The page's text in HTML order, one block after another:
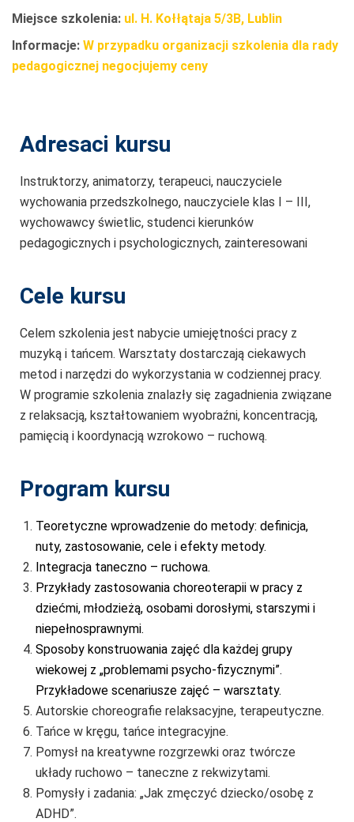
Miejsce szkolenia: ul. H. Kołłątaja 5/3B, Lublin
Informacje: W przypadku organizacji szkolenia dla rady
pedagogicznej negocjujemy ceny
Adresaci kursu
Instruktorzy, animatorzy, terapeuci, nauczyciele
wychowania przedszkolnego, nauczyciele klas I – III,
wychowawcy świetlic, studenci kierunków
pedagogicznych i psychologicznych, zainteresowani
Cele kursu
Celem szkolenia jest nabycie umiejętności pracy z
muzyką i tańcem. Warsztaty dostarczają ciekawych
metod i narzędzi do wykorzystania w codziennej pracy.
W programie szkolenia znalazły się zagadnienia związane
z relaksacją, kształtowaniem wyobraźni, koncentracją,
pamięcią i koordynacją wzrokowo – ruchową.
Program kursu
Teoretyczne wprowadzenie do metody: definicja,
nuty, zastosowanie, cele i efekty metody.
Integracja taneczno – ruchowa.
Przykłady zastosowania choreoterapii w pracy z
dziećmi, młodzieżą, osobami dorosłymi, starszymi i
niepełnosprawnymi.
Sposoby konstruowania zajęć dla każdej grupy
wiekowej z „problemami psycho-fizycznymi”.
Przykładowe scenariusze zajęć – warsztaty.
Autorskie choreografie relaksacyjne, terapeutyczne.
Tańce w kręgu, tańce integracyjne.
Pomysł na kreatywne rozgrzewki oraz twórcze
układy ruchowo – taneczne z rekwizytami.
Pomysły i zadania: „Jak zmęczyć dziecko/osobę z
ADHD”.